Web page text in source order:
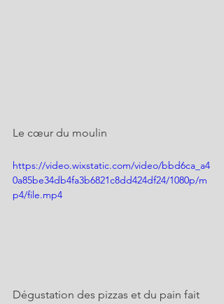
Le cœur du moulin
https://video.wixstatic.com/video/bbd6ca_a4
0a85be34db4fa3b6821c8dd424df24/1080p/m
p4/file.mp4
Dégustation des pizzas et du pain fait